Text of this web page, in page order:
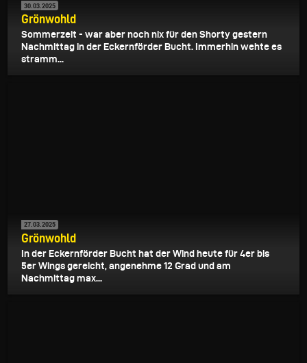
30.03.2025
Grönwohld
Sommerzeit - war aber noch nix für den Shorty gestern
Nachmittag in der Eckernförder Bucht. Immerhin wehte es
stramm...
27.03.2025
Grönwohld
In der Eckernförder Bucht hat der Wind heute für 4er bis
5er Wings gereicht, angenehme 12 Grad und am
Nachmittag max...